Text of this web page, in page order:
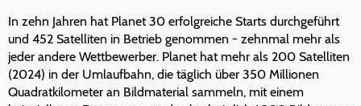
In zehn Jahren hat Planet 30 erfolgreiche Starts durchgeführt
und 452 Satelliten in Betrieb genommen - zehnmal mehr als
jeder andere Wettbewerber. Planet hat mehr als 200 Satelliten
(2024) in der Umlaufbahn, die täglich über 350 Millionen
Quadratkilometer an Bildmaterial sammeln, mit einem